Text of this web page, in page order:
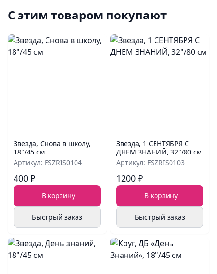
С этим товаром покупают
Звезда, Снова в школу,
18"/45 см
Артикул: FSZRIS0104
400 ₽
В корзину
Быстрый заказ
Звезда, 1 СЕНТЯБРЯ С
ДНЕМ ЗНАНИЙ, 32"/80 см
Артикул: FSZRIS0103
1200 ₽
В корзину
Быстрый заказ